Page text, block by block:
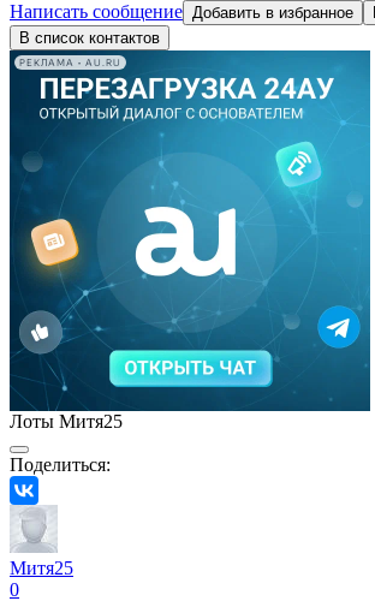
Написать сообщение Добавить в избранное
В список контактов
РЕКЛАМА • AU.RU
Лоты Mитя25
Поделиться:
Mитя25
0